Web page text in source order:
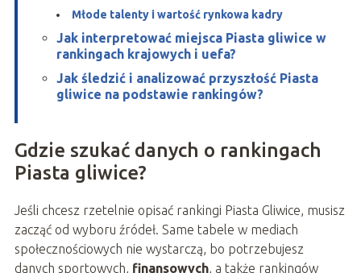
Młode talenty i wartość rynkowa kadry
Jak interpretować miejsca Piasta gliwice w
rankingach krajowych i uefa?
Jak śledzić i analizować przyszłość Piasta
gliwice na podstawie rankingów?
Gdzie szukać danych o rankingach
Piasta gliwice?
Jeśli chcesz rzetelnie opisać rankingi Piasta Gliwice, musisz
zacząć od wyboru źródeł. Same tabele w mediach
społecznościowych nie wystarczą, bo potrzebujesz
danych sportowych, finansowych, a także rankingów